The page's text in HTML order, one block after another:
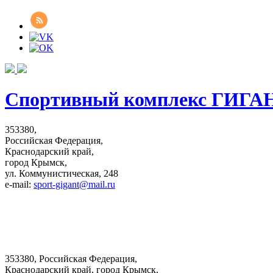
Спортивный комплекс
353380,
Российская Федерация,
Краснодарский край,
город Крымск,
ул. Коммунистическая, 248
e-mail: sport-gigant@mail.ru
353380, Российская Федерация,
Краснодарский край, город Крымск,